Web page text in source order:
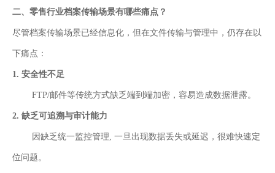
二、 零售行业档案传输场景有哪些痛点？
尽管档案传输场景已经信息化，但在文件传输与管理中，仍存在以
下痛点：
1. 安全性不足
FTP/邮件等传统方式缺乏端到端加密，容易造成数据泄露。
2. 缺乏可追溯与审计能力
因缺乏统一监控管理, 一旦出现数据丢失或延迟，很难快速定
位问题。